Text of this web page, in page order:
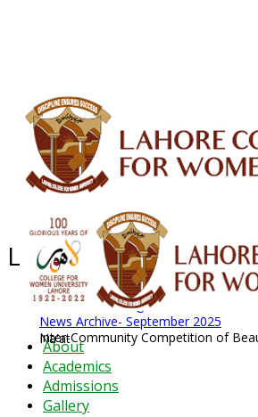
About
Academics
Admissions
Gallery
Latest News - 2026
News Archive August 2026 News
News Archive- September 2025
Inter-Community Competition of Beautiful Recitation and Na'at